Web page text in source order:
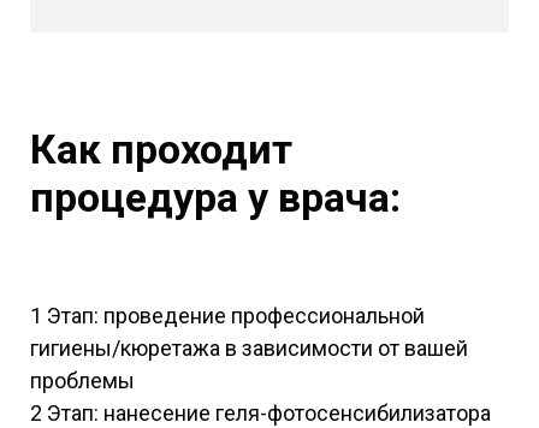
Как проходит
процедура у врача:
1 Этап: проведение профессиональной
гигиены/кюретажа в зависимости от вашей
проблемы
2 Этап: нанесение геля-фотосенсибилизатора